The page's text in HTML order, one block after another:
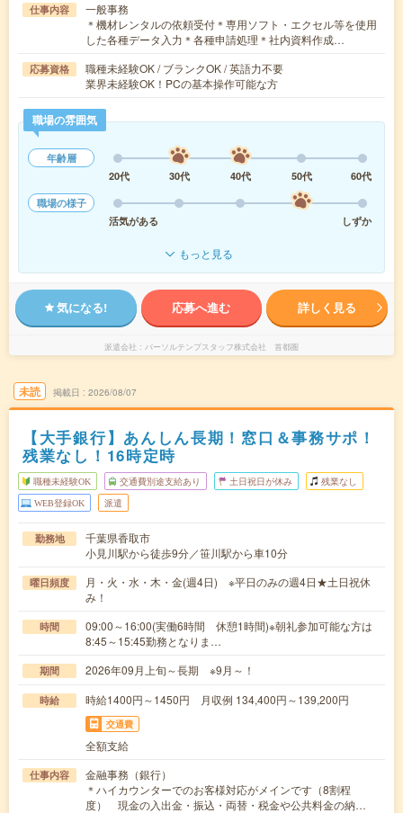
仕事内容
一般事務
＊機材レンタルの依頼受付＊専用ソフト・エクセル等を使用
した各種データ入力＊各種申請処理＊社内資料作成…
応募資格
職種未経験OK / ブランクOK / 英語力不要
業界未経験OK！PCの基本操作可能な方
職場の雰囲気
年齢層
20代
30代 40代 50代
60代
職場の様子
活気がある
しずか
もっと見る
気になる! 応募へ進む 詳しく見る
派遣会社 パーソルテンプスタッフ株式会社 首都圏
未読 掲載日 2026/08/07
【大手銀行】あんしん長期！窓口＆事務サポ！
残業なし！16時定時
職種未経験OK 交通費別途支給あり 土日祝日が休み 残業なし
WEB登録OK 派遣
勤務地
千葉県香取市
小見川駅から徒歩9分／笹川駅から車10分
曜日頻度
月・火・水・木・金(週4日) ※平日のみの週4日★土日祝休
み！
時間
09:00～16:00(実働6時間 休憩1時間)※朝礼参加可能な方は
8:45～15:45勤務となりま…
期間 2026年09月上旬～長期 ※9月～！
時給 時給1400円～1450円 月収例 134,400円～139,200円
交通費
全額支給
仕事内容
金融事務（銀行）
＊ハイカウンターでのお客様対応がメインです（8割程
度） 現金の入出金・振込・両替・税金や公共料金の納…